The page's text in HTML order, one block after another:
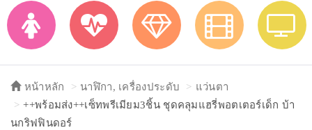
หน้าหลัก นาฬิกา, เครื่องประดับ
แว่นตา
++พร้อมส่ง++เซ็ทพรีเมียม3ชิ้น ชุดคลุมแฮรี่พอตเตอร์เด็ก บ้า
นกริฟฟินดอร์